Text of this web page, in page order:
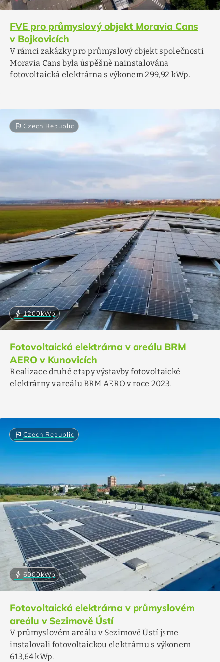
FVE pro průmyslový objekt Moravia Cans
v Bojkovicích
V rámci zakázky pro průmyslový objekt společnosti
Moravia Cans byla úspěšně nainstalována
fotovoltaická elektrárna s výkonem 299,92 kWp.
flagCzech Republic
bolt1200kWp
Fotovoltaická elektrárna v areálu BRM
AERO v Kunovicích
Realizace druhé etapy výstavby fotovoltaické
elektrárny v areálu BRM AERO v roce 2023.
flagCzech Republic
bolt6000kWp
Fotovoltaická elektrárna v průmyslovém
areálu v Sezimově Ústí
V průmyslovém areálu v Sezimově Ústí jsme
instalovali fotovoltaickou elektrárnu s výkonem
613,64 kWp.